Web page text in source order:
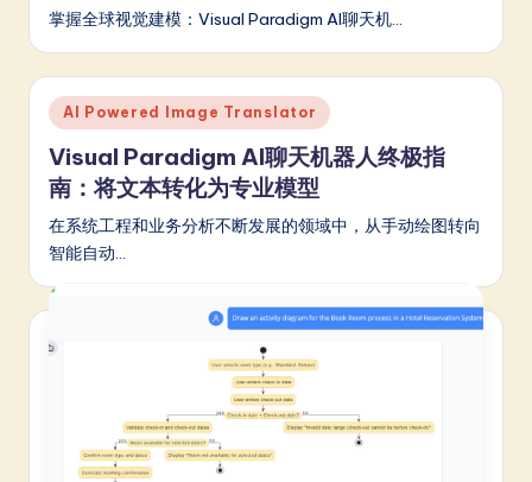
掌握全球视觉建模：Visual Paradigm AI聊天机…
Posted
in
AI Powered Image Translator
Visual Paradigm AI聊天机器人终极指
南：将文本转化为专业模型
在系统工程和业务分析不断发展的领域中，从手动绘图转向
智能自动…